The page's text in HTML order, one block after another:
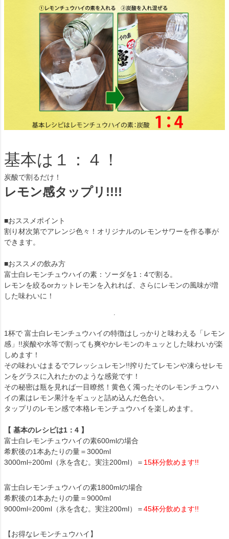
基本は１：４！
炭酸で割るだけ！
レモン感タップリ!!!!
■おススメポイント
割り材次第でアレンジ色々！オリジナルのレモンサワーを作る事が
できます。
■おススメの飲み方
富士白レモンチュウハイの素：ソーダを1：4で割る。
レモンを絞るorカットレモンを入れれば、さらにレモンの風味が増
した味わいに！
1杯で 富士白レモンチュウハイの特徴はしっかりと味わえる「レモン
感」!!炭酸や水等で割っても爽やかレモンのキュッとした味わいが楽
しめます！
その味わいはまるでフレッシュレモン!!搾りたてレモンや凍らせレモ
ンをグラスに入れたかのような感覚です！
その秘密は瓶を見れば一目瞭然！黄色く濁ったそのレモンチュウハ
イの素はレモン果汁をギュッと詰め込んだ色合い。
タップリのレモン感で本格レモンチュウハイを楽しめます。
【 基本のレシピは1：4 】
富士白レモンチュウハイの素600mlの場合
希釈後の1本あたりの量＝3000ml
3000ml÷200ml（氷を含む。実注200ml）＝ 15杯分飲めます!!
富士白レモンチュウハイの素1800mlの場合
希釈後の1本あたりの量＝9000ml
9000ml÷200ml（氷を含む。実注200ml）＝45杯分飲めます!!
【お得なレモンチュウハイ】